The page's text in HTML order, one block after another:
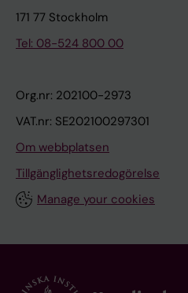
171 77 Stockholm
Tel: 08-524 800 00
Org.nr: 202100-2973
VAT.nr: SE202100297301
Om webbplatsen
Tillgänglighetsredogörelse
Manage your cookies